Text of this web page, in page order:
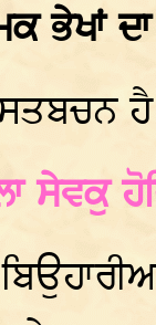
ਭੇਖਾਂ
ਸੇਵਕੁ